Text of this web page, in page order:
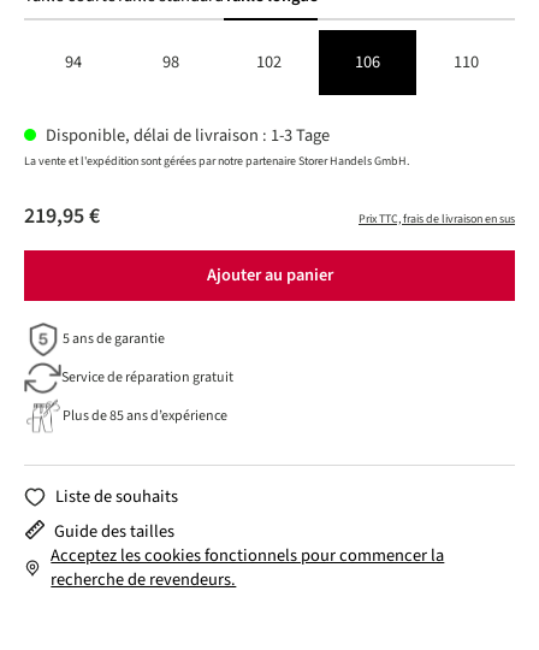
94 98 102 106 110
Disponible, délai de livraison : 1-3 Tage
La vente et l'expédition sont gérées par notre partenaire Storer Handels GmbH.
219,95 € Prix TTC, frais de livraison en sus
Ajouter au panier
5 ans de garantie
Service de réparation gratuit
Plus de 85 ans d’expérience
Liste de souhaits
Guide des tailles
Acceptez les cookies fonctionnels pour commencer la
recherche de revendeurs.